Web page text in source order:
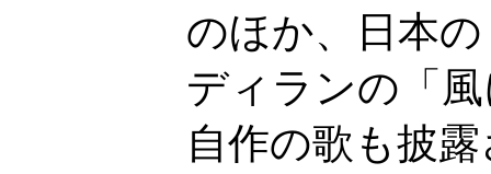
のほか、日本
ディランの「
自作の歌も披